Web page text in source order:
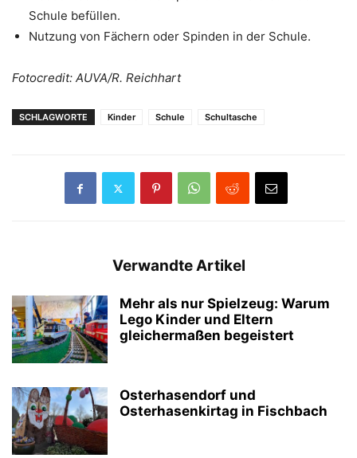
Schule befüllen.
Nutzung von Fächern oder Spinden in der Schule.
Fotocredit: AUVA/R. Reichhart
SCHLAGWORTE Kinder Schule Schultasche
Verwandte Artikel
Mehr als nur Spielzeug: Warum
Lego Kinder und Eltern
gleichermaßen begeistert
Osterhasendorf und
Osterhasenkirtag in Fischbach